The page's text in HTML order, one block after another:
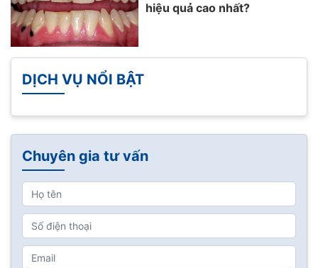
hiệu quả cao nhất?
DỊCH VỤ NỔI BẬT
Chuyên gia tư vấn